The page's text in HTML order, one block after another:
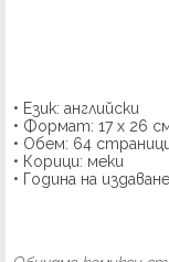
• Език: английски
• Формат: 17 х 26
• Обем: 64
• Корици: меки
• Година на